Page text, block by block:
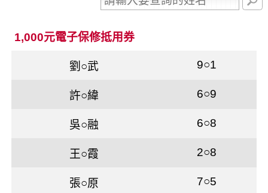
1,000元電子保修抵用券
劉○武 9○1
許○緯 6○9
吳○融 6○8
王○霞 2○8
張○原 7○5